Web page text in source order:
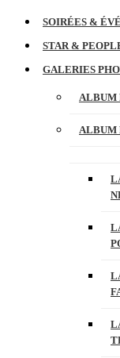
SOIRÉES &
STAR &
GALERIES
ALBUM
ALBUM